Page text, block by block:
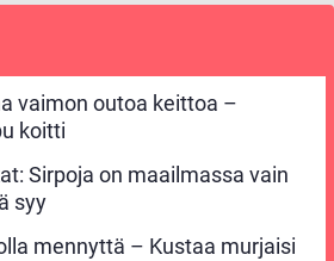
vaimon outoa keittoa –
koitti
Sirpoja on maailmassa vain
syy
mennyttä – Kustaa murjaisi